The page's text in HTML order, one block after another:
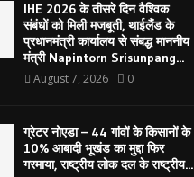
IHE 2026 के तीसरे दिन वैश्विक
संबंधों को मिली मजबूती, थाईलैंड के
प्रधानमंत्री कार्यालय से संबद्ध माननीय
मंत्री Napintorn Srisunpang...
August 7, 2026 0
ग्रेटर नोएडा – 44 गांवों के किसानों के
10% आबादी भूखंड का मुद्दा फिर
गरमाया, राष्ट्रीय लोक दल के राष्ट्रीय...